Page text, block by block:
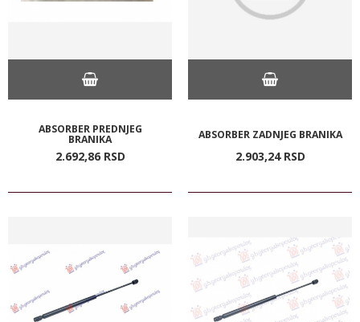
ABSORBER PREDNJEG
BRANIKA
2.692,86 RSD
ABSORBER ZADNJEG BRANIKA
2.903,24 RSD